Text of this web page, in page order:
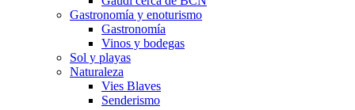
Gastronomía y enoturismo
Gastronomía
Vinos y bodegas
Sol y playas
Naturaleza
Vies Blaves
Senderismo